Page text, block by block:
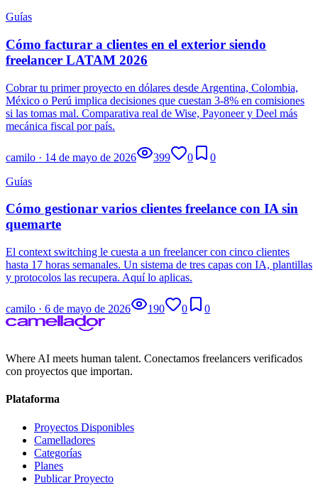
Guías
Cómo facturar a clientes en el exterior siendo
freelancer LATAM 2026
Cobrar tu primer proyecto en dólares desde Argentina, Colombia,
México o Perú implica decisiones que cuestan 3-8% en comisiones
si las tomas mal. Comparativa real de Wise, Payoneer y Deel más
mecánica fiscal por país.
camilo · 14 de mayo de 2026 399 0
0
Guías
Cómo gestionar varios clientes freelance con IA sin
quemarte
El context switching le cuesta a un freelancer con cinco clientes
hasta 17 horas semanales. Un sistema de tres capas con IA, plantillas
y protocolos las recupera. Aquí lo aplicas.
camilo · 6 de mayo de 2026 190 0 0
Where AI meets human talent. Conectamos freelancers verificados
con proyectos que importan.
Plataforma
Proyectos Disponibles
Camelladores
Categorías
Planes
Publicar Proyecto